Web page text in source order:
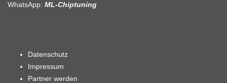
WhatsApp: ML-Chiptuning
Datenschutz
Impressum
Partner werden